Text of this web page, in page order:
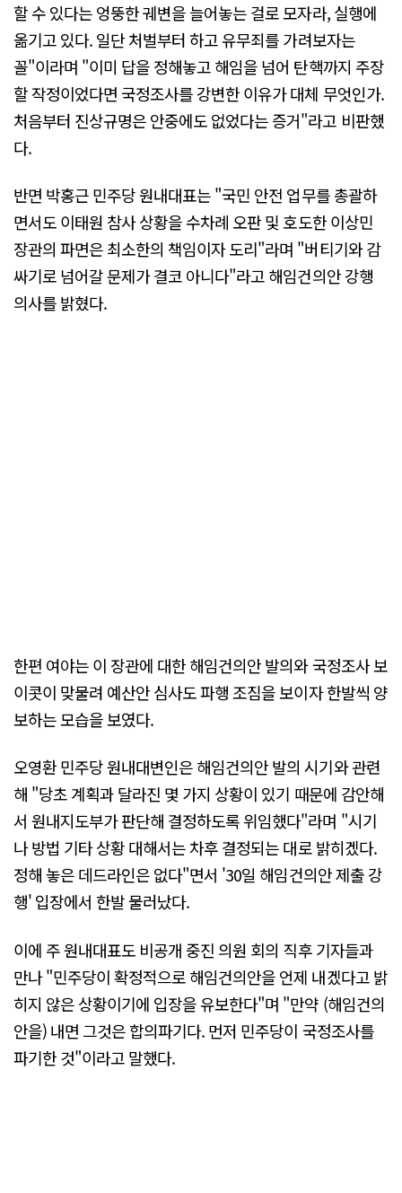
할 수 있다는 엉뚱한 궤변을 늘어놓는 걸로 모자라, 실행에
옮기고 있다. 일단 처벌부터 하고 유무죄를 가려보자는
꼴"이라며 "이미 답을 정해놓고 해임을 넘어 탄핵까지 주장
할 작정이었다면 국정조사를 강변한 이유가 대체 무엇인가.
처음부터 진상규명은 안중에도 없었다는 증거"라고 비판했
다.
반면 박홍근 민주당 원내대표는 "국민 안전 업무를 총괄하
면서도 이태원 참사 상황을 수차례 오판 및 호도한 이상민
장관의 파면은 최소한의 책임이자 도리"라며 "버티기와 감
싸기로 넘어갈 문제가 결코 아니다"라고 해임건의안 강행
의사를 밝혔다.
한편 여야는 이 장관에 대한 해임건의안 발의와 국정조사 보
이콧이 맞물려 예산안 심사도 파행 조짐을 보이자 한발씩 양
보하는 모습을 보였다.
오영환 민주당 원내대변인은 해임건의안 발의 시기와 관련
해 "당초 계획과 달라진 몇 가지 상황이 있기 때문에 감안해
서 원내지도부가 판단해 결정하도록 위임했다"라며 "시기
나 방법 기타 상황 대해서는 차후 결정되는 대로 밝히겠다.
정해 놓은 데드라인은 없다"면서 '30일 해임건의안 제출 강
행' 입장에서 한발 물러났다.
이에 주 원내대표도 비공개 중진 의원 회의 직후 기자들과
만나 "민주당이 확정적으로 해임건의안을 언제 내겠다고 밝
히지 않은 상황이기에 입장을 유보한다"며 "만약 (해임건의
안을) 내면 그것은 합의파기다. 먼저 민주당이 국정조사를
파기한 것"이라고 말했다.